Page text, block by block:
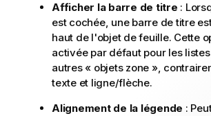
Afficher la barre de titre :
est cochée, une barre de titre
haut de l'objet de feuille. Cette
activée par défaut pour les
autres « objets zone »,
texte et ligne/flèche.
Alignement de la légende :